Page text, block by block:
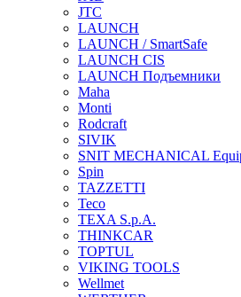
JTC
LAUNCH
LAUNCH / SmartSafe
LAUNCH CIS
LAUNCH Подъемники
Maha
Monti
Rodcraft
SIVIK
SNIT MECHANICAL
Spin
TAZZETTI
Teco
TEXA S.p.A.
THINKCAR
TOPTUL
VIKING TOOLS
Wellmet